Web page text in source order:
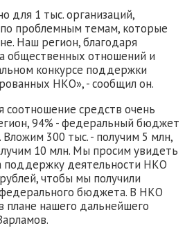
для 1 тыс. организаций,
проблемным темам, которые
Наш регион, благодаря
общественных отношений и
конкурсе поддержки
НКО», - сообщил он.
соотношение средств очень
94% - федеральный бюджет
Вложим 300 тыс. - получим 5 млн,
10 млн. Мы просим увидеть
поддержку деятельности НКО
чтобы мы получили
бюджета. В НКО
плане нашего дальнейшего